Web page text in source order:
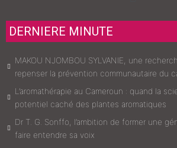
DERNIERE MINUTE
MAKOU NJOMBOU SYLVANIE, une
repenser la prévention communautaire du
L’aromathérapie au Cameroun : quand la
potentiel caché des plantes aromatiques
Dr T. G. Sonffo, l’ambition de former une
faire entendre sa voix